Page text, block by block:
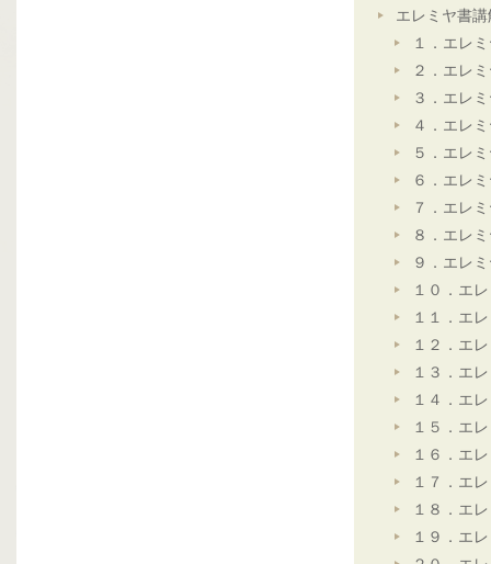
エレミヤ書講
１．エレ
２．エレ
３．エレ
４．エレ
５．エレ
６．エレ
７．エレ
８．エレ
９．エレ
１０．エ
１１．エ
１２．エ
１３．エ
１４．エ
１５．エ
１６．エ
１７．エ
１８．エ
１９．エ